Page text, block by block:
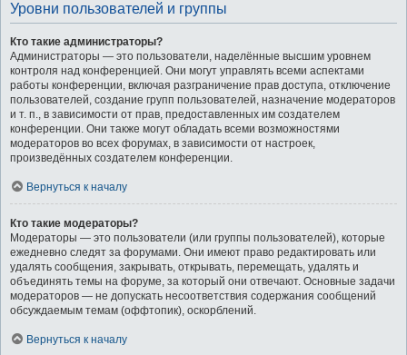
Уровни пользователей и группы
Кто такие администраторы?
Администраторы — это пользователи, наделённые высшим уровнем
контроля над конференцией. Они могут управлять всеми аспектами
работы конференции, включая разграничение прав доступа, отключение
пользователей, создание групп пользователей, назначение модераторов
и т. п., в зависимости от прав, предоставленных им создателем
конференции. Они также могут обладать всеми возможностями
модераторов во всех форумах, в зависимости от настроек,
произведённых создателем конференции.
Вернуться к началу
Кто такие модераторы?
Модераторы — это пользователи (или группы пользователей), которые
ежедневно следят за форумами. Они имеют право редактировать или
удалять сообщения, закрывать, открывать, перемещать, удалять и
объединять темы на форуме, за который они отвечают. Основные задачи
модераторов — не допускать несоответствия содержания сообщений
обсуждаемым темам (оффтопик), оскорблений.
Вернуться к началу